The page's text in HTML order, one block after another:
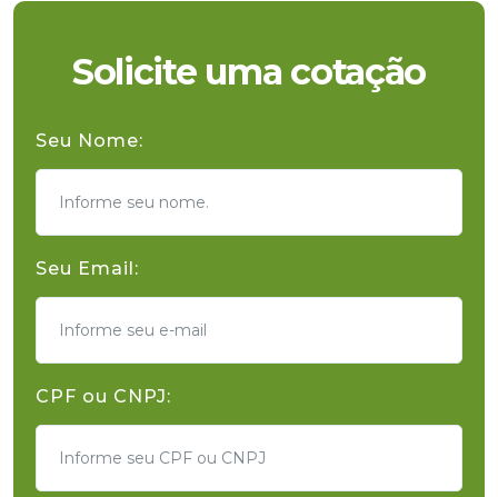
Solicite uma cotação
Seu Nome:
Seu Email:
CPF ou CNPJ: